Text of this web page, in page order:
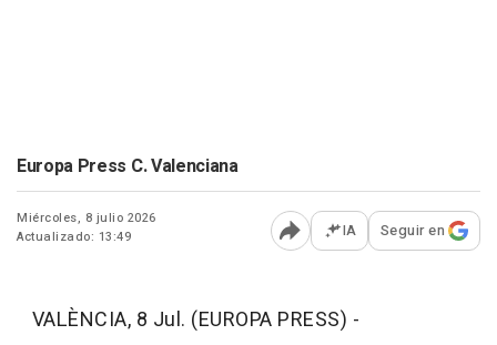
Europa Press C. Valenciana
Miércoles, 8 julio 2026
Actualizado: 13:49
Abrir opciones para
IA Seguir en
VALÈNCIA, 8 Jul. (EUROPA PRESS) -